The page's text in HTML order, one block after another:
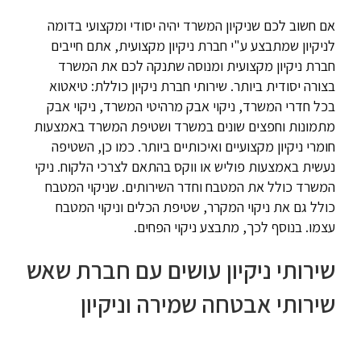
אם חשוב לכם שניקיון המשרד יהיה יסודי ומקצועי בדומה
לניקיון שמתבצע ע"י חברת ניקיון מקצועית, אתם חייבים
חברת ניקיון מקצועית ומנוסה שתנקה לכם את המשרד
בצורה יסודית ביותר. שירותי חברת ניקיון כוללת: טיאטוא
בכל חדרי המשרד, ניקוי אבק מרהיטי המשרד, ניקוי אבק
מתמונות וחפצים שונים במשרד ושטיפת המשרד באמצעות
חומרי ניקיון מקצועיים ואיכותיים ביותר. כמו כן, השטיפה
נעשית באמצעות פוליש או ווקס בהתאם לצרכי הלקוח. ניקי
המשרד כולל את המטבח וחדר השירותים. שניקוי המטבח
כולל גם את ניקוי המקרר, שטיפת הכלים וניקוי המטבח
עצמו. בנוסף לכך, מתבצע ניקוי הפחים.
שירותי ניקיון עושים עם חברת שאש
שירותי אבטחה שמירה וניקיון